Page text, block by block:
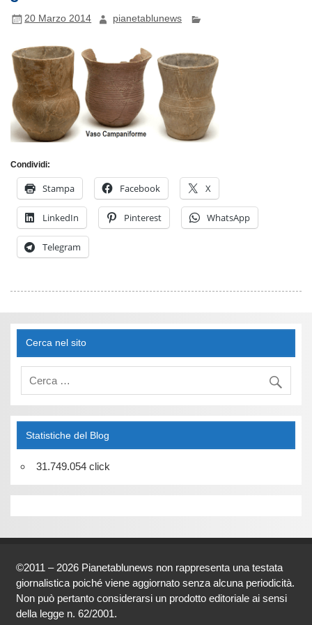
20 Marzo 2014 pianetablunews
Condividi:
Stampa Facebook X
LinkedIn Pinterest WhatsApp
Telegram
Cerca nel sito
Statistiche del Blog
31.749.054 click
©2011 – 2026 Pianetablunews non rappresenta una testata
giornalistica poiché viene aggiornato senza alcuna periodicità.
Non può pertanto considerarsi un prodotto editoriale ai sensi
della legge n. 62/2001.